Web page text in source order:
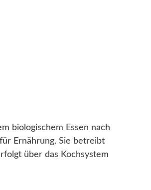
biologischem Essen nach
Ernährung. Sie betreibt
über das Kochsystem